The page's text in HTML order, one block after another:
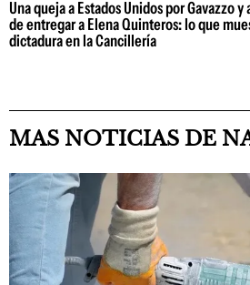
Una queja a Estados Unidos por Gavazzo
de entregar a Elena Quinteros: lo que
dictadura en la Cancillería
MAS NOTICIAS DE